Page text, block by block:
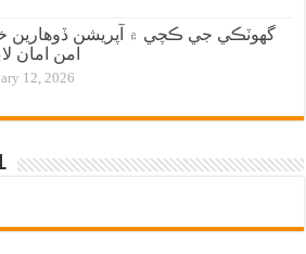
گهوٽڪي جي ڪچي ۾ آپريشن ڏوهارين
امن امان
12, 2026